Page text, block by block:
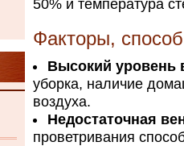
50% и температура
Факторы,
Высокий уровень
уборка, наличие
воздуха.
Недостаточная
проветривания